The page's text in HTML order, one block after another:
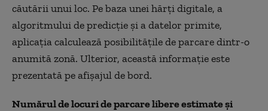
căutării unui loc. Pe baza unei hărţi digitale, a
algoritmului de predicţie şi a datelor primite,
aplicaţia calculează posibilităţile de parcare dintr-o
anumită zonă. Ulterior, această informaţie este
prezentată pe afişajul de bord.
Numărul de locuri de parcare libere estimate şi